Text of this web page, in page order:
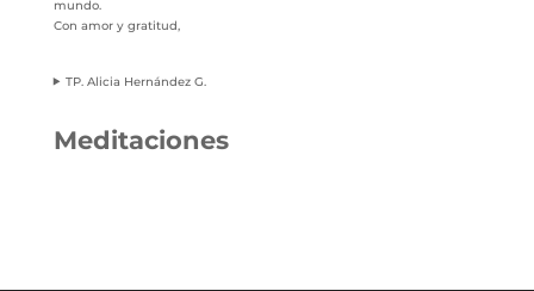
mundo.
Con amor y gratitud,
TP. Alicia Hernández G.
Meditaciones